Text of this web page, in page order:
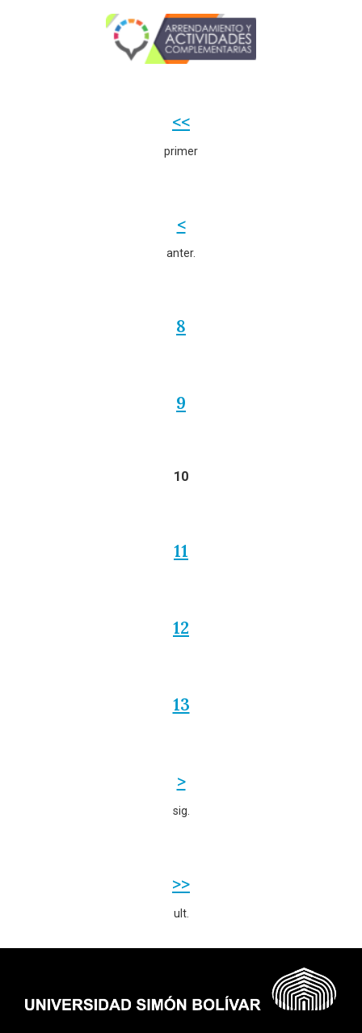
<<
primer
<
anter.
8
9
10
11
12
13
>
sig.
>>
ult.